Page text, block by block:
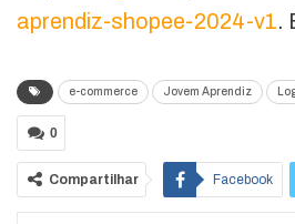
aprendiz-shopee-2024-v1.
e-commerce Jovem Aprendiz
0
Compartilhar Facebook